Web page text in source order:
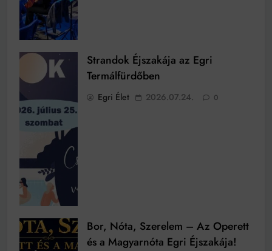
Strandok Éjszakája az Egri
Termálfürdőben
Egri Élet 2026.07.24. 0
Bor, Nóta, Szerelem – Az Operett
és a Magyarnóta Egri Éjszakája!